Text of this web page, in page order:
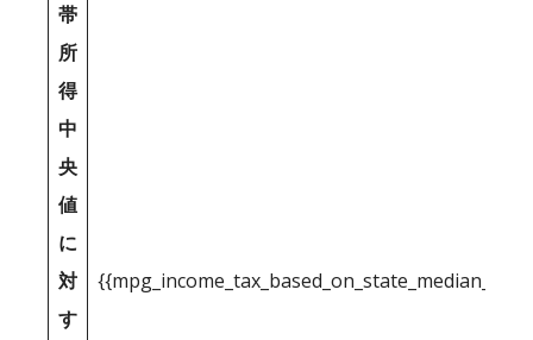
帯
所
得
中
央
値
に
対
す